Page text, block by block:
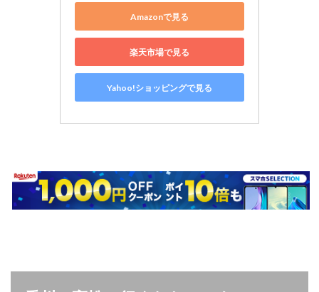
Amazonで見る
楽天市場で見る
Yahoo!ショッピングで見る